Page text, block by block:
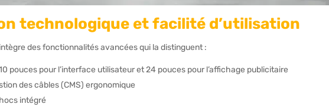
technologique et facilité d’utilisation
des fonctionnalités avancées qui la distinguent :
pouces pour l’interface utilisateur et 24 pouces pour l’affichage publicitaire
des câbles (CMS) ergonomique
intégré